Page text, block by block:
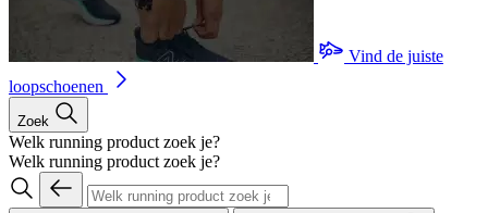
Vind de juiste
loopschoenen
Zoek
Welk running product zoek je?
Welk running product zoek je?